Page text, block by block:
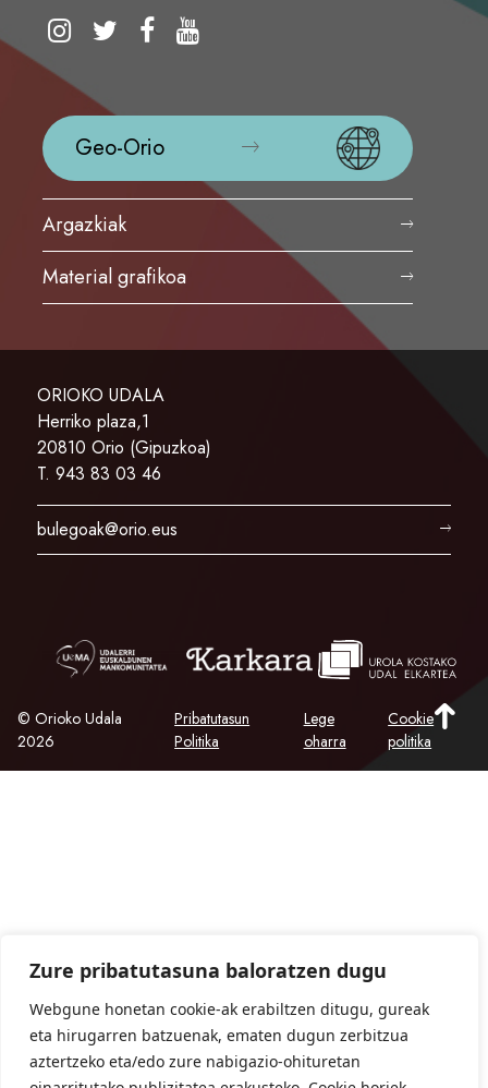
Zure pribatutasuna baloratzen dugu
Webgune honetan cookie-ak erabiltzen ditugu, gureak
eta hirugarren batzuenak, ematen dugun zerbitzua
aztertzeko eta/edo zure nabigazio-ohituretan
Geo-Orio
Argazkiak
Material grafikoa
ORIOKO UDALA
Herriko plaza,1
20810 Orio (Gipuzkoa)
T. 943 83 03 46
bulegoak@orio.eus
Pribatutasun
Politika
Lege
oharra
Cookie
politika
© Orioko Udala
2026